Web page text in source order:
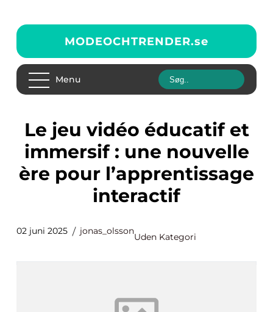
MODEOCHTRENDER.se
Menu
Le jeu vidéo éducatif et
immersif : une nouvelle
ère pour l’apprentissage
interactif
02 juni 2025 jonas_olsson
Uden Kategori